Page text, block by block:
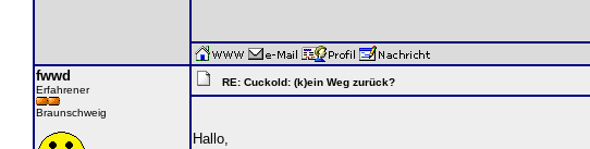
fwwd
Erfahrener
Braunschweig
RE: Cuckold: (k)ein Weg zurück?
Hallo,